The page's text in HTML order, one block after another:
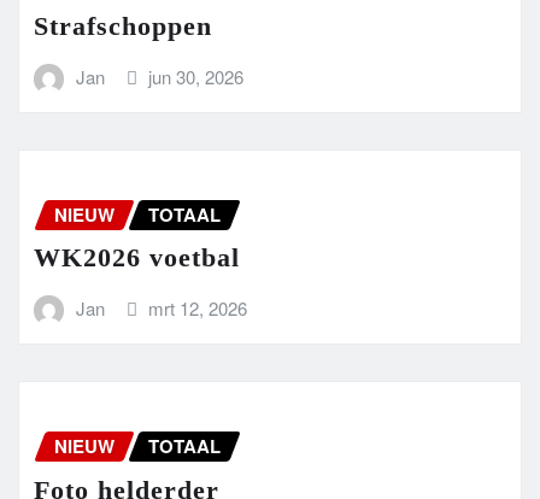
Strafschoppen
Jan jun 30, 2026
NIEUW TOTAAL
WK2026 voetbal
Jan mrt 12, 2026
NIEUW TOTAAL
Foto helderder